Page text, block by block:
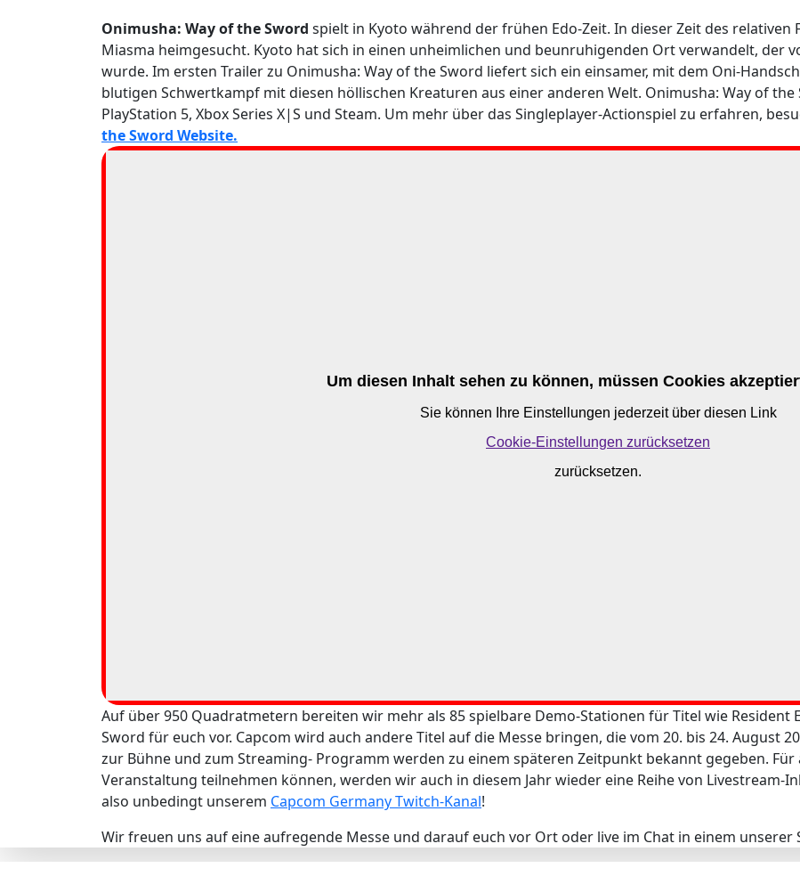
Onimusha: Way of the Sword spielt in Kyoto während der frühen Edo-Zeit. In dieser Zeit des relativen
Miasma heimgesucht. Kyoto hat sich in einen unheimlichen und beunruhigenden Ort verwandelt, der
wurde. Im ersten Trailer zu Onimusha: Way of the Sword liefert sich ein einsamer, mit dem Oni-
blutigen Schwertkampf mit diesen höllischen Kreaturen aus einer anderen Welt. Onimusha: Way of
PlayStation 5, Xbox Series X|S und Steam. Um mehr über das Singleplayer-Actionspiel zu erfahren,
the Sword Website.
Auf über 950 Quadratmetern bereiten wir mehr als 85 spielbare Demo-Stationen für Titel wie Resident
Sword für euch vor. Capcom wird auch andere Titel auf die Messe bringen, die vom 20. bis 24. August
zur Bühne und zum Streaming- Programm werden zu einem späteren Zeitpunkt bekannt gegeben.
Veranstaltung teilnehmen können, werden wir auch in diesem Jahr wieder eine Reihe von Livestream-
also unbedingt unserem Capcom Germany Twitch-Kanal!
Wir freuen uns auf eine aufregende Messe und darauf euch vor Ort oder live im Chat in einem unserer